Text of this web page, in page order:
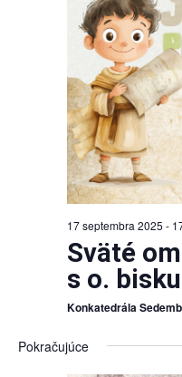
17 septembra 2025 -
Sväté
s o.
Konkatedrála
Pokračujúce